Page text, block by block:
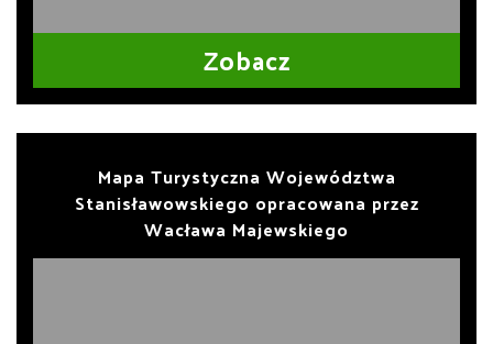
Zobacz
Mapa Turystyczna Województwa
Stanisławowskiego opracowana przez
Wacława Majewskiego